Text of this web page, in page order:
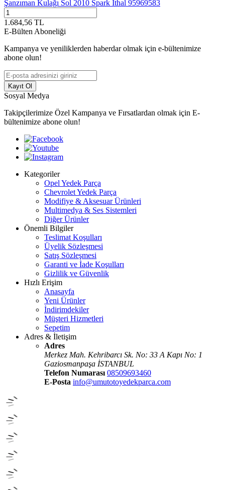
Şanzıman Kulağı Sol 2010 Spark İthal 95969583
1.684,56 TL
E-Bülten Aboneliği
Kampanya ve yeniliklerden haberdar olmak için e-bültenimize
abone olun!
Kayıt Ol
Sosyal Medya
Takipçilerimize Özel Kampanya ve Fırsatlardan olmak için E-
bültenimize abone olun!
Kategoriler
Opel Yedek Parça
Chevrolet Yedek Parça
Modifiye & Aksesuar Ürünleri
Multimedya & Ses Sistemleri
Diğer Ürünler
Önemli Bilgiler
Teslimat Koşulları
Üyelik Sözleşmesi
Satış Sözleşmesi
Garanti ve İade Koşulları
Gizlilik ve Güvenlik
Hızlı Erişim
Anasayfa
Yeni Ürünler
İndirimdekiler
Müşteri Hizmetleri
Sepetim
Adres & İletişim
Adres
Merkez Mah. Kehribarcı Sk. No: 33 A Kapı No: 1
Gaziosmanpaşa İSTANBUL
Telefon Numarası 08509693460
E-Posta info@umutotoyedekparca.com